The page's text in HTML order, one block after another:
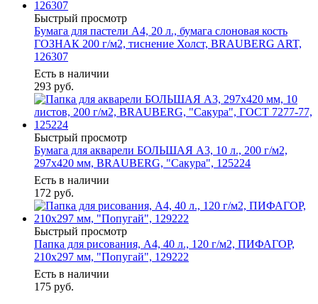
Быстрый просмотр
Бумага для пастели А4, 20 л., бумага слоновая кость
ГОЗНАК 200 г/м2, тиснение Холст, BRAUBERG ART,
126307
Есть в наличии
293 руб.
Быстрый просмотр
Бумага для акварели БОЛЬШАЯ А3, 10 л., 200 г/м2,
297х420 мм, BRAUBERG, "Сакура", 125224
Есть в наличии
172 руб.
Быстрый просмотр
Папка для рисования, А4, 40 л., 120 г/м2, ПИФАГОР,
210х297 мм, "Попугай", 129222
Есть в наличии
175 руб.